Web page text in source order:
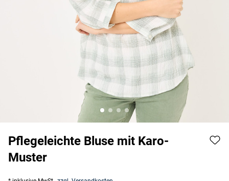
Pflegeleichte Bluse mit Karo-
Muster